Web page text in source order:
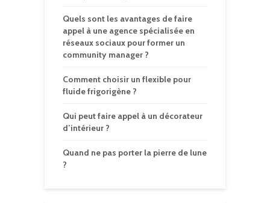
Quels sont les avantages de faire
appel à une agence spécialisée en
réseaux sociaux pour former un
community manager ?
Comment choisir un flexible pour
fluide frigorigène ?
Qui peut faire appel à un décorateur
d’intérieur ?
Quand ne pas porter la pierre de lune
?